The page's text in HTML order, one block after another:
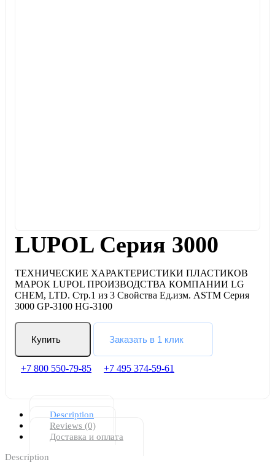
LUPOL Серия 3000
ТЕХНИЧЕСКИЕ ХАРАКТЕРИСТИКИ ПЛАСТИКОВ
МАРОК LUPOL ПРОИЗВОДСТВА КОМПАНИИ LG
CHEM, LTD. Стр.1 из 3 Свойства Ед.изм. ASTM Серия
3000 GP-3100 HG-3100
Купить Заказать в 1 клик
+7 800 550-79-85 +7 495 374-59-61
Description
Reviews (0)
Доставка и оплата
Description